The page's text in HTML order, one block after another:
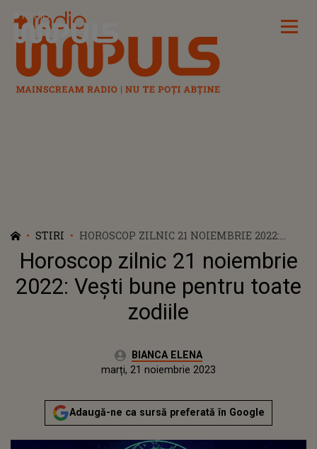
Radio Impuls
STIRI
HOROSCOP ZILNIC 21 NOIEMBRIE 2022:
VEȘTI BUNE PENTRU TOATE ZODIILE
Horoscop zilnic 21 noiembrie
2022: Vești bune pentru toate
zodiile
Autor:BIANCA ELENA
luni, 21 noiembrie 2022Actualizat:
marți, 21 noiembrie 2023
Adaugă-ne ca sursă preferată în Google